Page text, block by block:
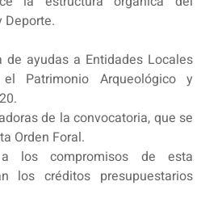
Deporte.
de ayudas a Entidades Locales
Patrimonio Arqueológico y
de la convocatoria, que se
Orden Foral.
los compromisos de esta
los créditos presupuestarios